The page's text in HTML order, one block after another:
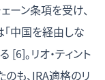
ーン条項を受け、
中国を経由しな
。リオ・ティント
のも、IRA適格のリ